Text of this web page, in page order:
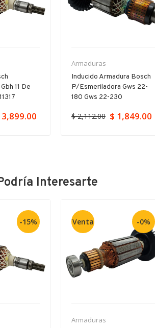
11 De
3,899.00
Armaduras
Inducido Armadura Bosch
P/esmeriladora Gws 22-
180 Gws 22-230
$ 2,112.00 $ 1,849.00
Interesarte
-15% Venta -0%
Armaduras